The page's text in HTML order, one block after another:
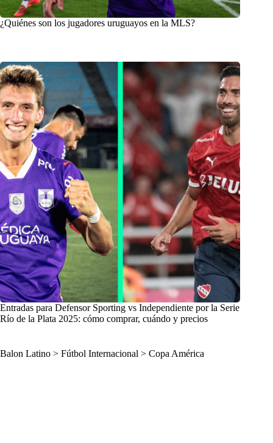
¿Quiénes son los jugadores uruguayos en la MLS?
Entradas para Defensor Sporting vs Independiente por la Serie
Río de la Plata 2025: cómo comprar, cuándo y precios
Balon Latino > Fútbol Internacional > Copa América